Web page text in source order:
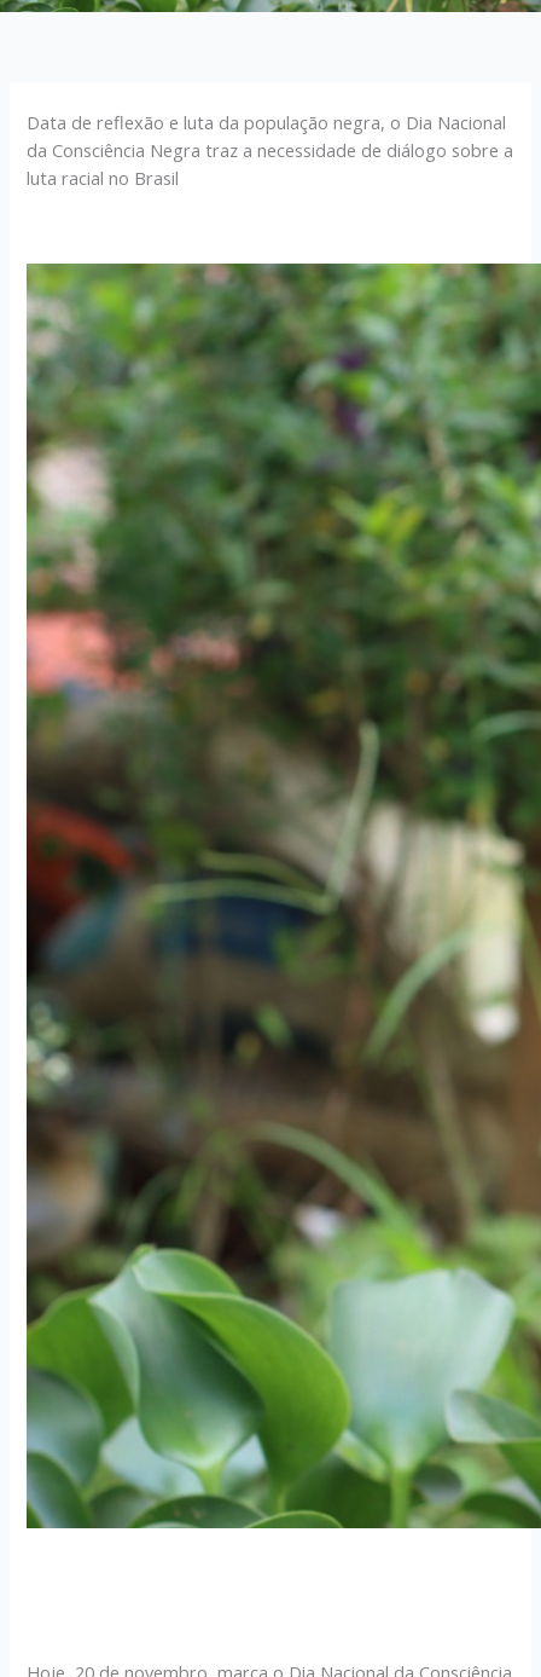
Data de reflexão e luta da população negra, o Dia Nacional
da Consciência Negra traz a necessidade de diálogo sobre a
luta racial no Brasil